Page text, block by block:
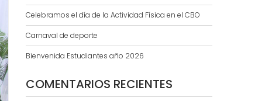
Celebramos el día de la Actividad Física en el CBO
Carnaval de deporte
Bienvenida Estudiantes año 2026
COMENTARIOS RECIENTES